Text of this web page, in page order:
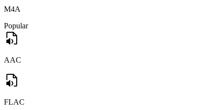
M4A
Popular
AAC
FLAC